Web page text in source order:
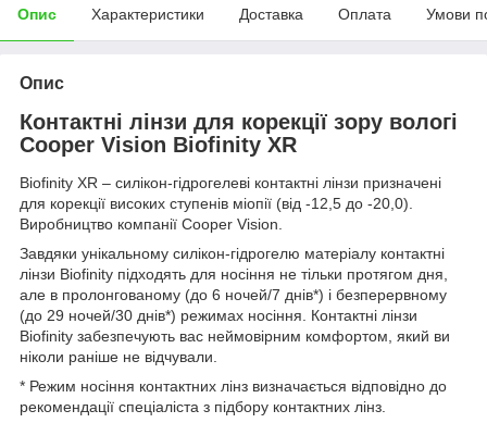
Опис Характеристики Доставка Оплата Умови
Опис
Контактні лінзи для корекції зору вологі
Cooper Vision Biofinity XR
Biofinity XR – силікон-гідрогелеві контактні лінзи призначені
для корекції високих ступенів міопії (від -12,5 до -20,0).
Виробництво компанії Cooper Vision.
Завдяки унікальному силікон-гідрогелю матеріалу контактні
лінзи Biofinity підходять для носіння не тільки протягом дня,
але в пролонгованому (до 6 ночей/7 днів*) і безперервному
(до 29 ночей/30 днів*) режимах носіння. Контактні лінзи
Biofinity забезпечують вас неймовірним комфортом, який ви
ніколи раніше не відчували.
* Режим носіння контактних лінз визначається відповідно до
рекомендації спеціаліста з підбору контактних лінз.